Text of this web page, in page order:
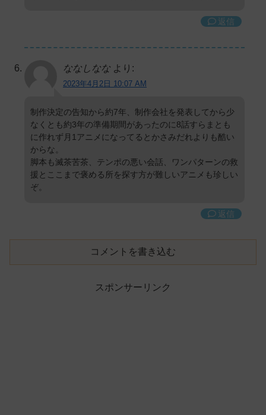
返信
ななしなな より:
2023年4月2日 10:07 AM
制作決定の告知から約7年、制作会社を発表してから少
なくとも約3年の準備期間があったのに8話すらまとも
に作れず月1アニメになってるとかさみだれよりも酷い
からな。
脚本も滅茶苦茶、テンポの悪い会話、ワンパターンの救
援とここまで褒める所を探す方が難しいアニメも珍しい
ぞ。
返信
コメントを書き込む
スポンサーリンク